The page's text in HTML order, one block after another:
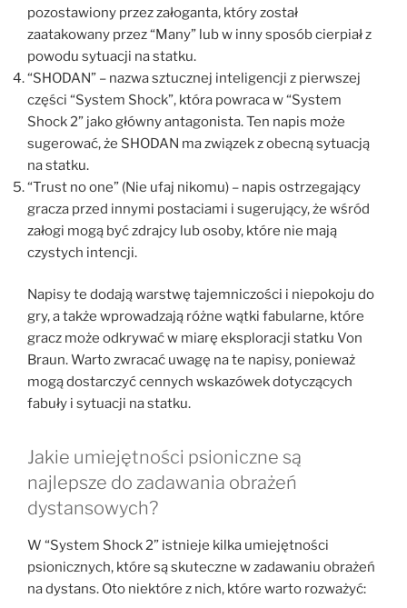
pozostawiony przez załoganta, który został
zaatakowany przez “Many” lub w inny sposób cierpiał z
powodu sytuacji na statku.
“SHODAN” – nazwa sztucznej inteligencji z pierwszej
części “System Shock”, która powraca w “System
Shock 2” jako główny antagonista. Ten napis może
sugerować, że SHODAN ma związek z obecną sytuacją
na statku.
“Trust no one” (Nie ufaj nikomu) – napis ostrzegający
gracza przed innymi postaciami i sugerujący, że wśród
załogi mogą być zdrajcy lub osoby, które nie mają
czystych intencji.
Napisy te dodają warstwę tajemniczości i niepokoju do
gry, a także wprowadzają różne wątki fabularne, które
gracz może odkrywać w miarę eksploracji statku Von
Braun. Warto zwracać uwagę na te napisy, ponieważ
mogą dostarczyć cennych wskazówek dotyczących
fabuły i sytuacji na statku.
Jakie umiejętności psioniczne są
najlepsze do zadawania obrażeń
dystansowych?
W “System Shock 2” istnieje kilka umiejętności
psionicznych, które są skuteczne w zadawaniu obrażeń
na dystans. Oto niektóre z nich, które warto rozważyć: